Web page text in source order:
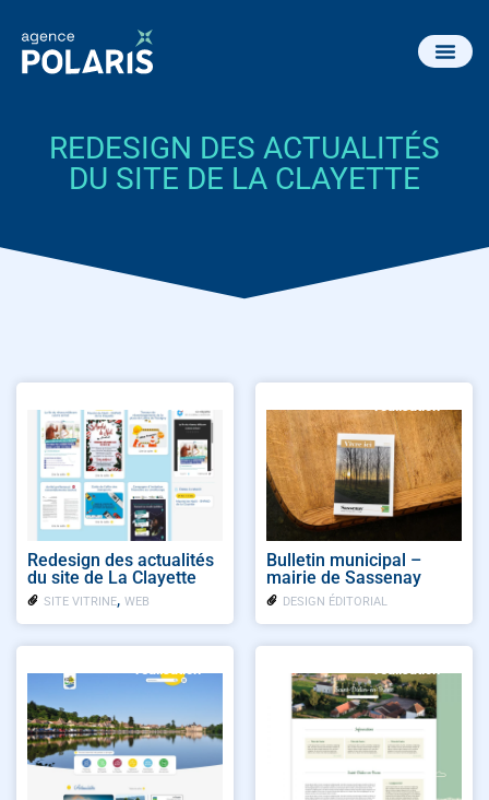
REDESIGN DES ACTUALITÉS
DU SITE DE LA CLAYETTE
réalisation
Redesign des actualités
du site de La Clayette
SITE VITRINE, WEB
réalisation
Bulletin municipal –
mairie de Sassenay
DESIGN ÉDITORIAL
réalisation réalisation